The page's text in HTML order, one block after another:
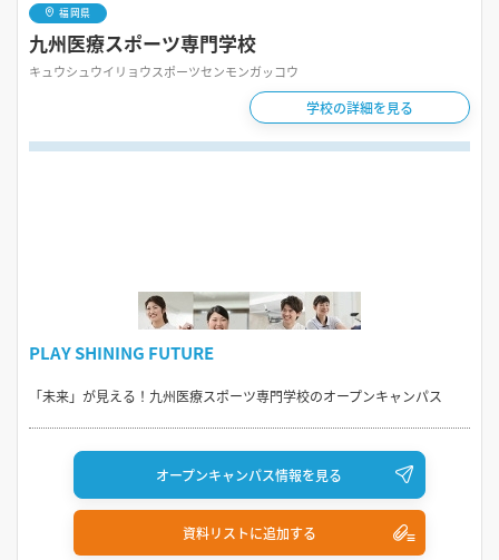
福岡県
九州医療スポーツ専門学校
キュウシュウイリョウスポーツセンモンガッコウ
学校の詳細を見る
PLAY SHINING FUTURE
「未来」が見える！九州医療スポーツ専門学校のオープンキャンパス
オープンキャンパス情報を見る
資料リストに追加する